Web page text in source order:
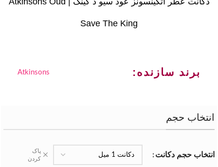
Save The King
برند سازنده: Atkinsons
انتخاب حجم
انتخاب حجم دکانت
پاک
کردن